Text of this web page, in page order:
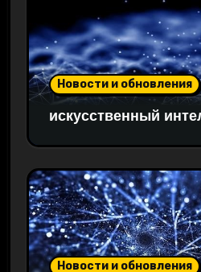
Новости и обновления
искусственный
Новости и обновления